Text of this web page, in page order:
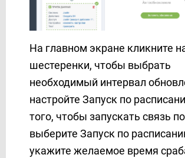
На главном экране кликните
шестеренки, чтобы выбрать
необходимый интервал
настройте Запуск по
того, чтобы запускать связь
выберите Запуск по
укажите желаемое время